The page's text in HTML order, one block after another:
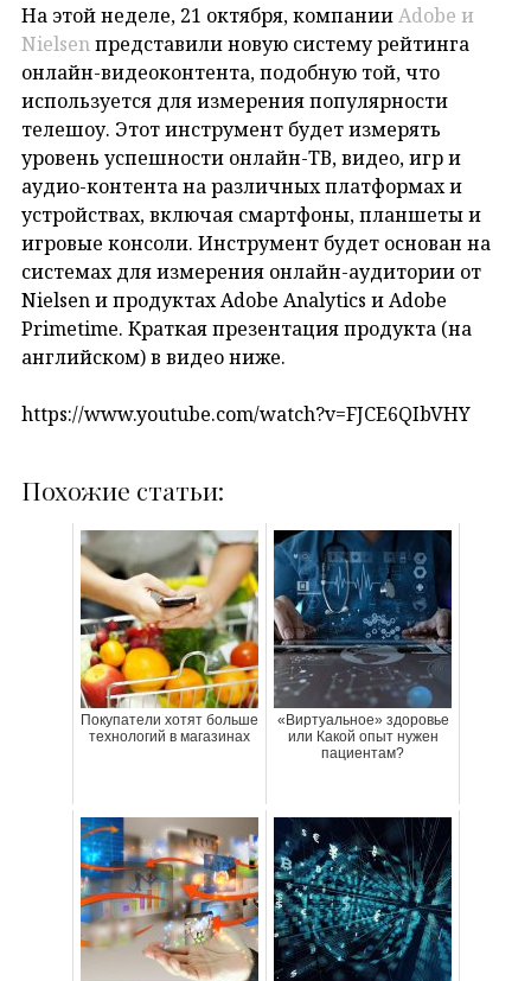
На этой неделе, 21 октября, компанииAdobe и
Nielsenпредставили новую систему рейтинга
онлайн-видеоконтента, подобную той, что
используется для измерения популярности
телешоу. Этот инструмент будет измерять
уровень успешности онлайн-ТВ, видео, игр и
аудио-контента на различных платформах и
устройствах, включая смартфоны, планшеты и
игровые консоли. Инструмент будет основан на
системах для измерения онлайн-аудитории от
Nielsen и продуктах Adobe Analytics и Adobe
Primetime. Краткая презентация продукта (на
английском) в видео ниже.
https://www.youtube.com/watch?v=FJCE6QIbVHY
Похожие статьи:
Покупатели хотят больше
технологий в магазинах
«Виртуальное» здоровье
или Какой опыт нужен
пациентам?